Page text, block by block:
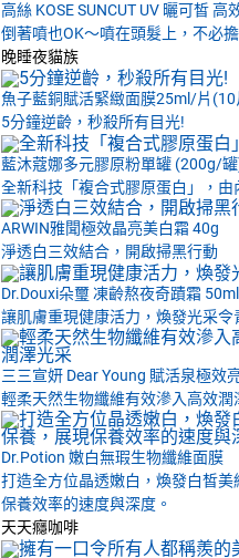
高絲 KOSE SUNCUT UV 曬可皙
倒著噴也OK～噴在頭髮上，不必
晚睡夜貓族
魚子藍銅賦活緊緻面膜25ml/片
5分鐘逆齡，秒殺所有目光!
藍沐蔻娜多元膠原粉單罐 (200g/
全新科技「複合式膠原蛋白」，由
ARWIN雅聞極效晶亮美白霜 40g
淨透白三效結合，開啟掃黑行動
Dr.Douxi朵璽 凍齡熬夜奇蹟霜 50ml
讓肌膚重現健康活力，煥發光采令
三三宣妍 Dear Young 賦活泉極效
輕柔天然生物纖維有效滲入高效
Dr.Potion 嫩白無瑕生物纖維面膜
打造全方位晶透嫩白，煥發白皙
保養效率的速度與深度。
天天癮咖啡